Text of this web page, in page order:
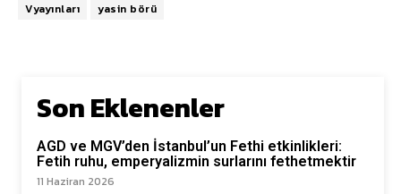
Vyayınları
yasin börü
Son Eklenenler
AGD ve MGV’den İstanbul’un Fethi etkinlikleri:
Fetih ruhu, emperyalizmin surlarını fethetmektir
11 Haziran 2026